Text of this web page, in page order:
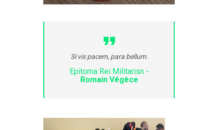
Si vis pacem, para bellum.
Epitoma Rei Militarisn -
Romain Végèce